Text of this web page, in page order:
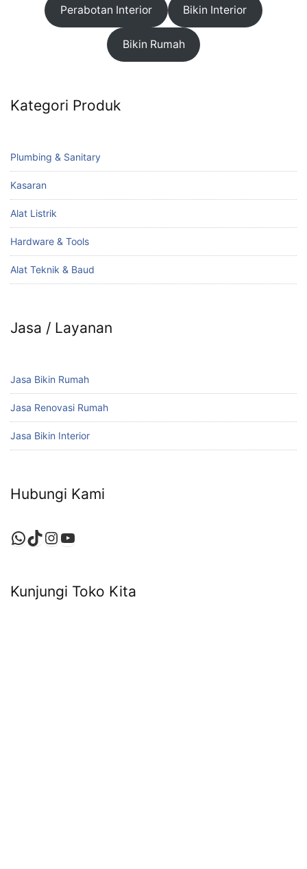
Perabotan Interior Bikin Interior
Bikin Rumah
Kategori Produk
Plumbing & Sanitary
Kasaran
Alat Listrik
Hardware & Tools
Alat Teknik & Baud
Jasa / Layanan
Jasa Bikin Rumah
Jasa Renovasi Rumah
Jasa Bikin Interior
Hubungi Kami
WhatsApp
TikTok
Instagram
YouTube
Kunjungi Toko Kita